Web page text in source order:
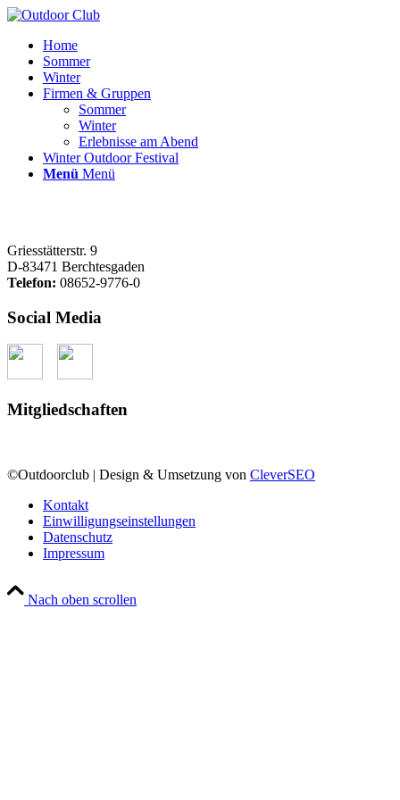
Home
Sommer
Winter
Firmen & Gruppen
Sommer
Winter
Erlebnisse am Abend
Winter Outdoor Festival
Menü Menü
Griesstätterstr. 9
D-83471 Berchtesgaden
Telefon: 08652-9776-0
Social Media
Mitgliedschaften
©Outdoorclub | Design & Umsetzung von CleverSEO
Kontakt
Einwilligungseinstellungen
Datenschutz
Impressum
Nach oben scrollen